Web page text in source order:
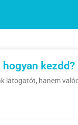
kezdd?
látogatót, hanem